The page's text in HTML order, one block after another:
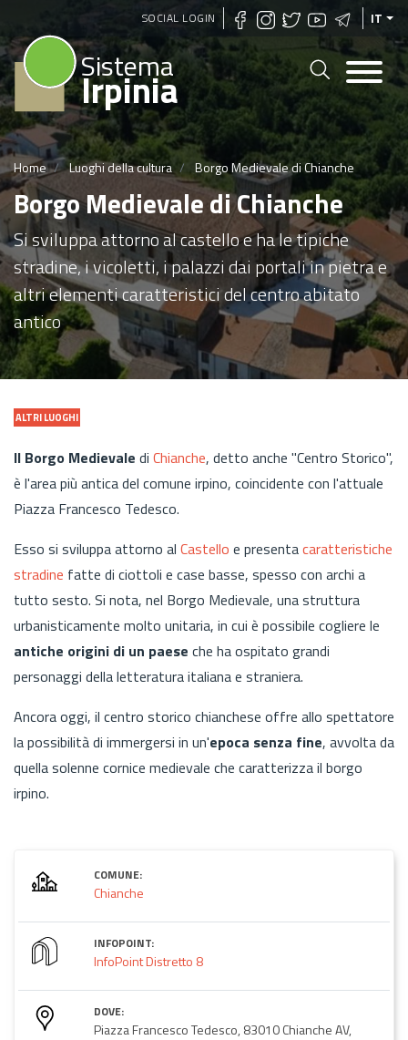
Salta
al
contenuto
principale
SOCIAL LOGIN IT
Sistema
Irpinia
Home Luoghi della cultura Borgo Medievale di Chianche
Borgo Medievale di Chianche
Si sviluppa attorno al castello e ha le tipiche
stradine, i vicoletti, i palazzi dai portali in pietra e
altri elementi caratteristici del centro abitato
antico
ALTRI LUOGHI
Il Borgo Medievale di Chianche, detto anche "Centro Storico",
è l'area più antica del comune irpino, coincidente con l'attuale
Piazza Francesco Tedesco.
Esso si sviluppa attorno al Castello e presentacaratteristiche
stradine fatte di ciottoli e case basse, spesso con archi a
tutto sesto. Si nota, nel Borgo Medievale, una struttura
urbanisticamente molto unitaria, in cui è possibile cogliere le
antiche origini di un paese che ha ospitato grandi
personaggi della letteratura italiana e straniera.
Ancora oggi, il centro storico chianchese offre allo spettatore
la possibilità di immergersi in un'epoca senza fine, avvolta da
quella solenne cornice medievale che caratterizza il borgo
irpino.
COMUNE:
Chianche
INFOPOINT:
InfoPoint Distretto 8
DOVE:
Piazza Francesco Tedesco, 83010 Chianche AV,